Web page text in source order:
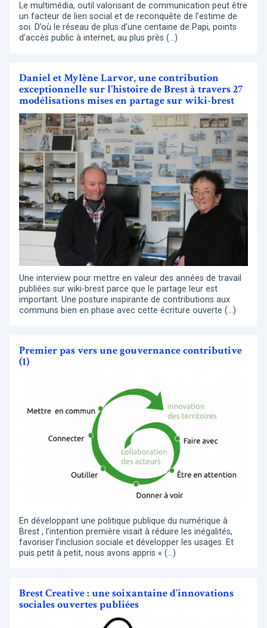
Le multimédia, outil valorisant de communication peut être
un facteur de lien social et de reconquête de l’estime de
soi. D’où le réseau de plus d’une centaine de Papi, points
d’accès public à internet, au plus près (…)
Daniel et Mylène Larvor, une contribution
exceptionnelle sur l’histoire de Brest à travers 27
modélisations mises en partage sur wiki-brest
Une interview pour mettre en valeur des années de travail
publiées sur wiki-brest parce que le partage leur est
important. Une posture inspirante de contributions aux
communs bien en phase avec cette écriture ouverte (…)
Premier pas vers une gouvernance contributive
(1)
En développant une politique publique du numérique à
Brest , l’intention première visait à réduire les inégalités,
favoriser l’inclusion sociale et développer les usages. Et
puis petit à petit, nous avons appris « (…)
Brest Creative : une soixantaine d’innovations
sociales ouvertes publiées